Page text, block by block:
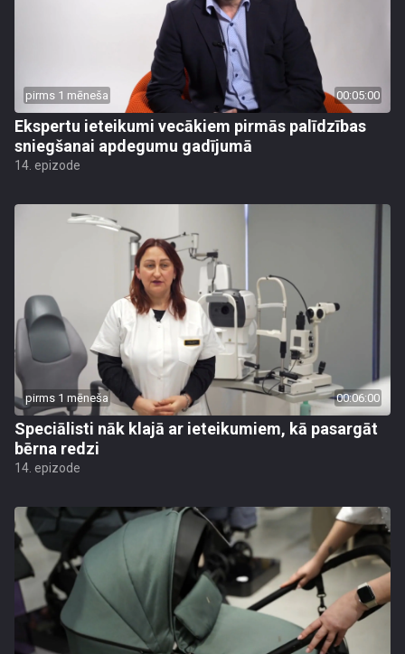
pirms 1 mēneša 00:05:00
Ekspertu ieteikumi vecākiem pirmās palīdzības
sniegšanai apdegumu gadījumā
14. epizode
pirms 1 mēneša 00:06:00
Speciālisti nāk klajā ar ieteikumiem, kā pasargāt
bērna redzi
14. epizode